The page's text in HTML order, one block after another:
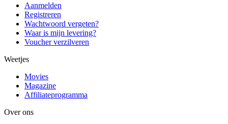
Aanmelden
Registreren
Wachtwoord vergeten?
Waar is mijn levering?
Voucher verzilveren
Weetjes
Movies
Magazine
Affiliateprogramma
Over ons